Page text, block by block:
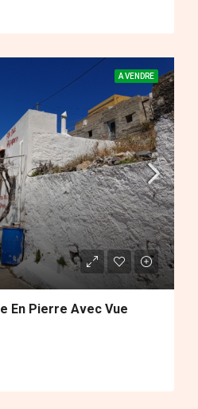
A VENDRE
En Pierre Avec Vue